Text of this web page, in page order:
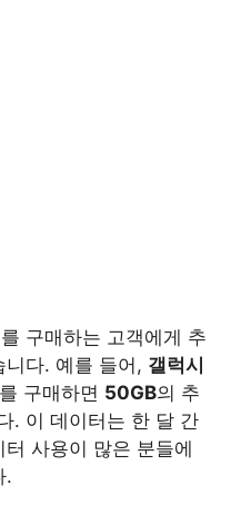
구매하는 고객에게 추
니다. 예를 들어, 갤럭시
구매하면 50GB의 추
. 이 데이터는 한 달 간
사용이 많은 분들에
.